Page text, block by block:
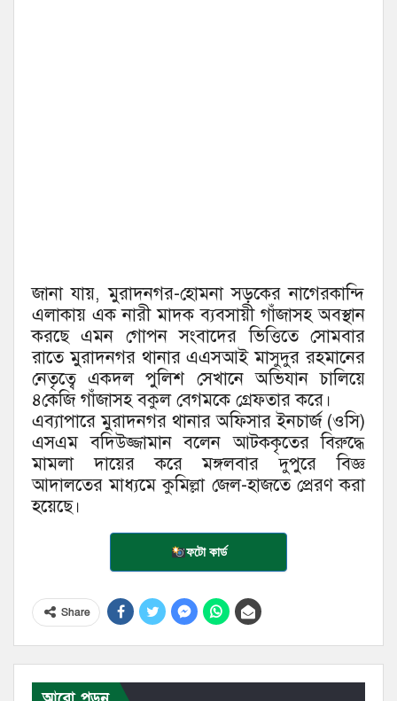
জানা যায়, মুরাদনগর-হোমনা সড়কের নাগেরকান্দি
এলাকায় এক নারী মাদক ব্যবসায়ী গাঁজাসহ অবস্থান
করছে এমন গোপন সংবাদের ভিত্তিতে সোমবার
রাতে মুরাদনগর থানার এএসআই মাসুদুর রহমানের
নেতৃত্বে একদল পুলিশ সেখানে অভিযান চালিয়ে
৪কেজি গাঁজাসহ বকুল বেগমকে গ্রেফতার করে।
এব্যাপারে মুরাদনগর থানার অফিসার ইনচার্জ (ওসি)
এসএম বদিউজ্জামান বলেন আটককৃতের বিরুদ্ধে
মামলা দায়ের করে মঙ্গলবার দুপুরে বিজ্ঞ
আদালতের মাধ্যমে কুমিল্লা জেল-হাজতে প্রেরণ করা
হয়েছে।
ফটো কার্ড
Share